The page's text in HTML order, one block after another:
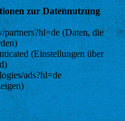
zur Datennutzung
(Daten, die
(Einstellungen über
ads?hl=de